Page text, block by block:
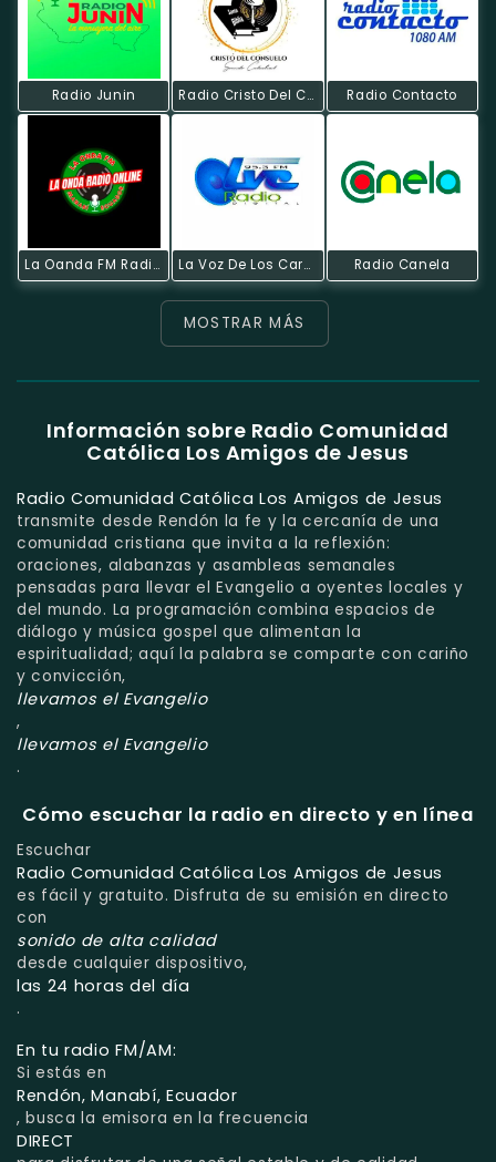
Radio Junin Radio Cristo Del Consuelo Radio Contacto
La Oanda FM Radio Online La Voz De Los Caras Radio Canela
MOSTRAR MÁS
Información sobre Radio Comunidad
Católica Los Amigos de Jesus
Radio Comunidad Católica Los Amigos de Jesus
transmite desde Rendón la fe y la cercanía de una
comunidad cristiana que invita a la reflexión:
oraciones, alabanzas y asambleas semanales
pensadas para llevar el Evangelio a oyentes locales y
del mundo. La programación combina espacios de
diálogo y música gospel que alimentan la
espiritualidad; aquí la palabra se comparte con cariño
y convicción,
llevamos el Evangelio
,
llevamos el Evangelio
.
Cómo escuchar la radio en directo y en línea
Escuchar
Radio Comunidad Católica Los Amigos de Jesus
es fácil y gratuito. Disfruta de su emisión en directo
con
sonido de alta calidad
desde cualquier dispositivo,
las 24 horas del día
.
En tu radio FM/AM:
Si estás en
Rendón, Manabí, Ecuador
, busca la emisora en la frecuencia
DIRECT